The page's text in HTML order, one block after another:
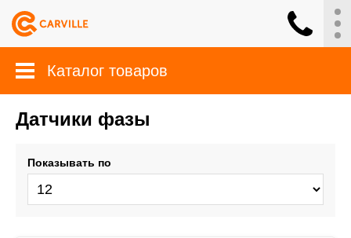
Каталог товаров
Датчики фазы
Показывать по